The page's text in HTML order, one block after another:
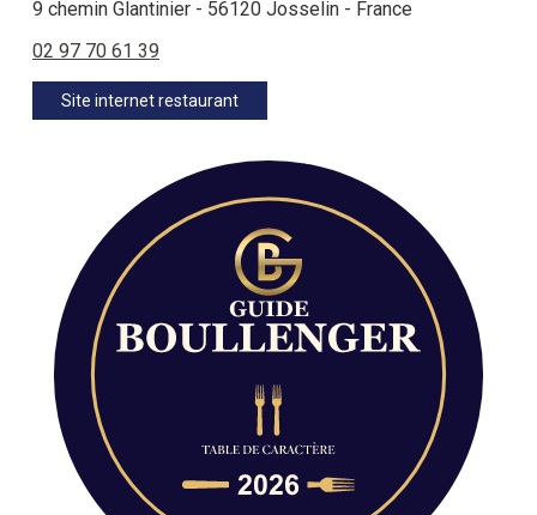
9 chemin Glantinier - 56120 Josselin - France
02 97 70 61 39
Site internet restaurant